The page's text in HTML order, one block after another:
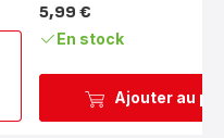
Ajouter au
Prix
5,99 €
En stock